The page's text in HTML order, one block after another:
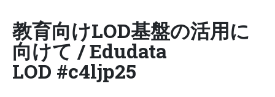
教育向けLOD基盤の活用に
向けて / Edudata
LOD #c4ljp25